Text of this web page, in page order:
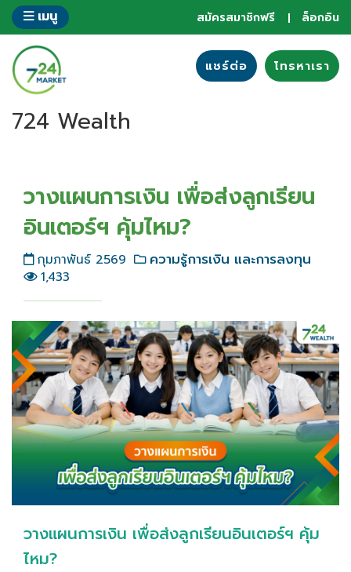
ข้าม
ส่วน
ของ
ข้อมูล
เมนู สมัครสมาชิกฟรี ล็อกอิน
โทรหาเรา
แชร์ต่อ
724 Wealth
วางแผนการเงิน เพื่อส่งลูกเรียน
อินเตอร์ฯ คุ้มไหม?
กุมภาพันธ์ 2569 ความรู้การเงิน และการลงทุน
1,433
วางแผนการเงิน เพื่อส่งลูกเรียนอินเตอร์ฯ คุ้ม
ไหม?